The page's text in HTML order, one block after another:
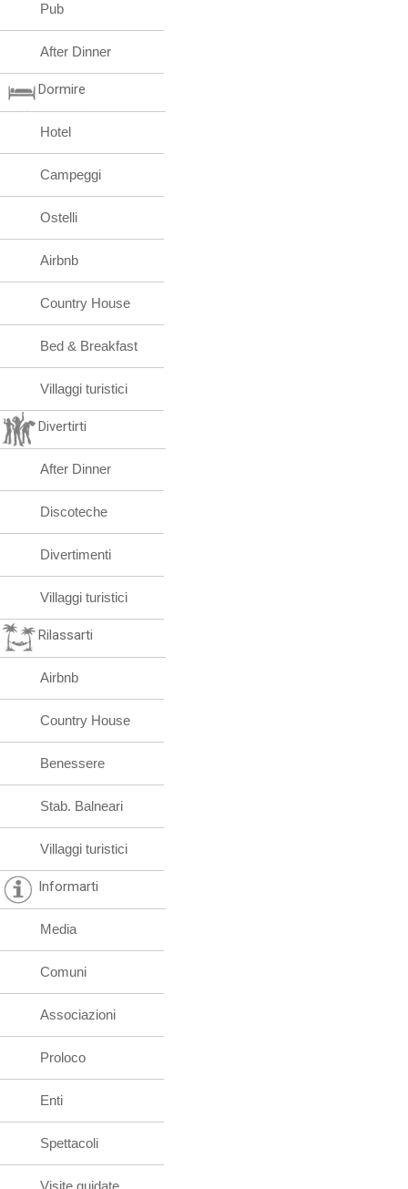
Pub
After Dinner
Dormire
Hotel
Campeggi
Ostelli
Airbnb
Country House
Bed & Breakfast
Villaggi turistici
Divertirti
After Dinner
Discoteche
Divertimenti
Villaggi turistici
Rilassarti
Airbnb
Country House
Benessere
Stab. Balneari
Villaggi turistici
Informarti
Media
Comuni
Associazioni
Proloco
Enti
Spettacoli
Visite guidate